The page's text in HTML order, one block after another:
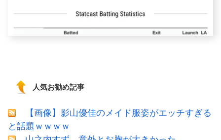
人気お勧め記事
【画像】影山優佳のメイド服姿がエッチすぎる
と話題ｗｗｗｗ